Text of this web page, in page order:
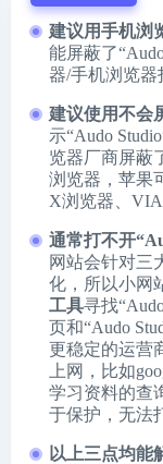
建议用手机浏
能屏蔽了
器/手机浏览器
建议使用不会
示“Audo
览器厂商屏蔽
浏览器，苹果
X浏览器
通常打不开
网站会针对三
化，所以小网
工具寻找
页和“Audo
更稳定的运营
上网，比如
学习资料的查
于保护，无法
以上三点均能